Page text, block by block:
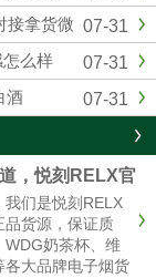
07-31
接拿货微
07-31
么样
07-31
酒
，悦刻RELX官
们是悦刻RELX
品货源，保证质
奶茶杯、维
各大品牌电子烟货